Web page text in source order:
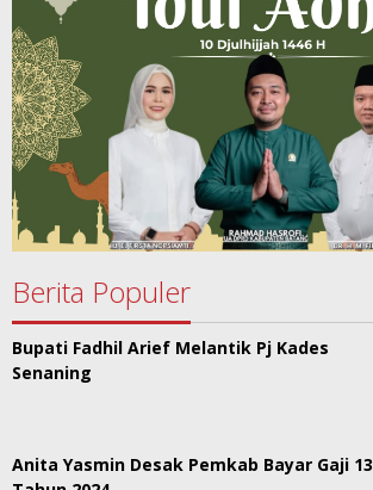
Berita Populer
Bupati Fadhil Arief Melantik Pj Kades
Senaning
Anita Yasmin Desak Pemkab Bayar Gaji 13